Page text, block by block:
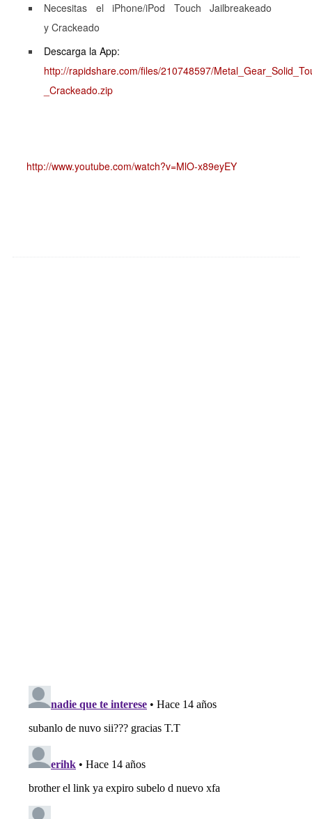
Necesitas el iPhone/iPod Touch Jailbreakeado
y Crackeado
Descarga la App:
http://rapidshare.com/files/210748597/
_Crackeado.zip
http://www.youtube.com/watch?v=MlO-x89eyEY